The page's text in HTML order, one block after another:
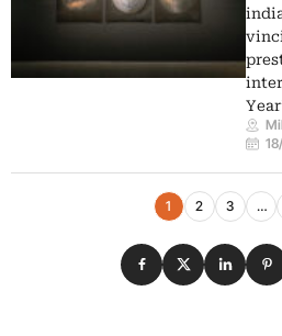
Navigazione eventi
1 2 3 …
Condividi su
Condividi su